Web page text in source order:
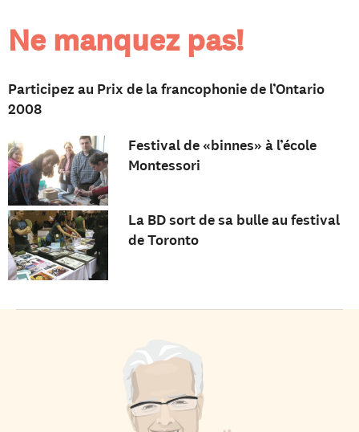
Ne manquez pas!
Participez au Prix de la francophonie de l’Ontario
2008
Festival de «binnes» à l’école
Montessori
La BD sort de sa bulle au festival
de Toronto